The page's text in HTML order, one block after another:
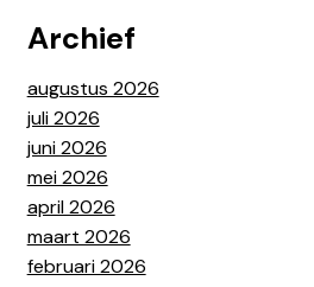
Archief
augustus 2026
juli 2026
juni 2026
mei 2026
april 2026
maart 2026
februari 2026